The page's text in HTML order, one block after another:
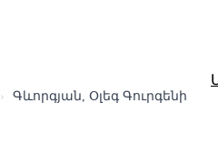
› Գևորգյան, Օլեգ Գուրգենի